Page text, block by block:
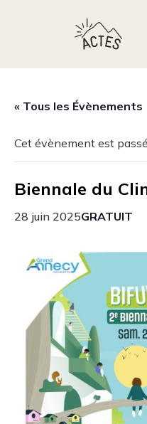
« Tous les Évènements
Cet évènement est passé
Biennale du
28 juin 2025GRATUIT